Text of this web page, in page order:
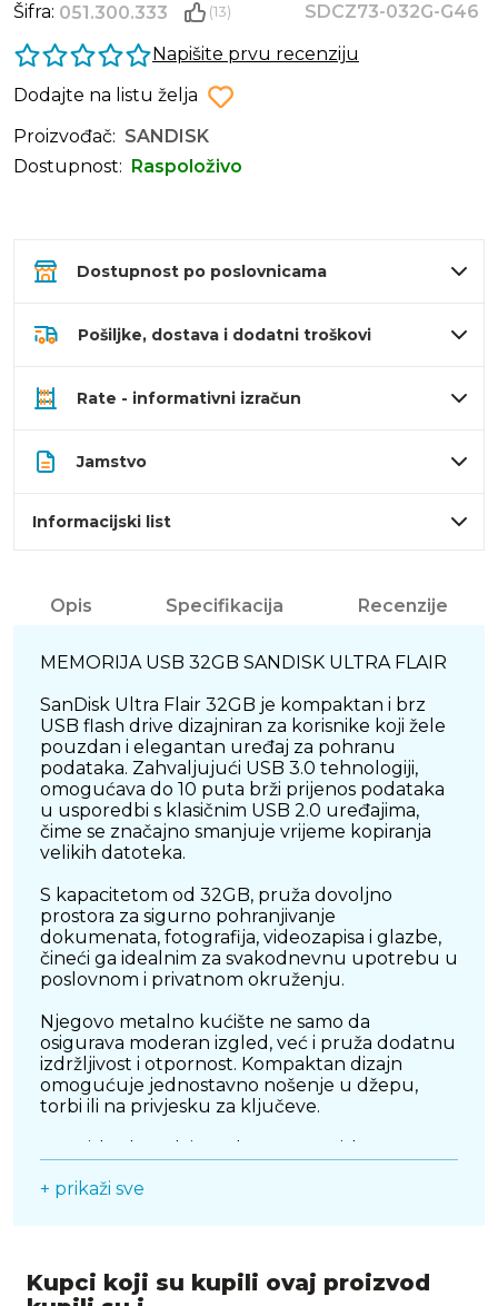
Šifra: 051.300.333 (13)
SDCZ73-032G-G46
Napišite prvu recenziju
Dodajte na listu želja
Proizvođač: SANDISK
Dostupnost:
Raspoloživo
Dostupnost po poslovnicama
Pošiljke, dostava i dodatni troškovi
Rate - informativni izračun
Jamstvo
Informacijski list
Opis Specifikacija Recenzije
MEMORIJA USB 32GB SANDISK ULTRA FLAIR
SanDisk Ultra Flair 32GB je kompaktan i brz
USB flash drive dizajniran za korisnike koji žele
pouzdan i elegantan uređaj za pohranu
podataka. Zahvaljujući USB 3.0 tehnologiji,
omogućava do 10 puta brži prijenos podataka
u usporedbi s klasičnim USB 2.0 uređajima,
čime se značajno smanjuje vrijeme kopiranja
velikih datoteka.
S kapacitetom od 32GB, pruža dovoljno
prostora za sigurno pohranjivanje
dokumenata, fotografija, videozapisa i glazbe,
čineći ga idealnim za svakodnevnu upotrebu u
poslovnom i privatnom okruženju.
Njegovo metalno kućište ne samo da
osigurava moderan izgled, već i pruža dodatnu
izdržljivost i otpornost. Kompaktan dizajn
omogućuje jednostavno nošenje u džepu,
torbi ili na privjesku za ključeve.
osjetljivih podataka lozinkom i enkripcijom,
Kompatibilan je s Windows i macOS
operativnim sustavima te podržava USB 3.0
+ prikaži sve
Kupci koji su kupili ovaj proizvod